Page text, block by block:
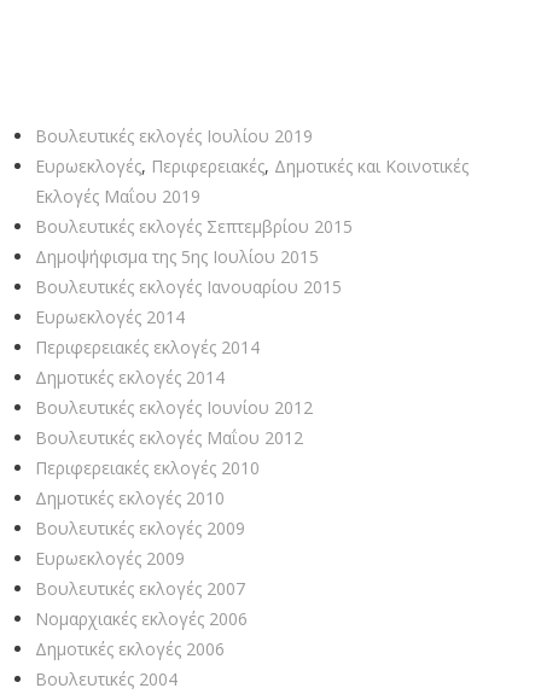
Βουλευτικές εκλογές Ιουλίου 2019
Ευρωεκλογές, Περιφερειακές, Δημοτικές και Κοινοτικές
Εκλογές Μαΐου 2019
Βουλευτικές εκλογές Σεπτεμβρίου 2015
Δημοψήφισμα της 5ης Ιουλίου 2015
Βουλευτικές εκλογές Ιανουαρίου 2015
Ευρωεκλογές 2014
Περιφερειακές εκλογές 2014
Δημοτικές εκλογές 2014
Βουλευτικές εκλογές Ιουνίου 2012
Βουλευτικές εκλογές Μαΐου 2012
Περιφερειακές εκλογές 2010
Δημοτικές εκλογές 2010
Βουλευτικές εκλογές 2009
Ευρωεκλογές 2009
Βουλευτικές εκλογές 2007
Νομαρχιακές εκλογές 2006
Δημοτικές εκλογές 2006
Βουλευτικές 2004